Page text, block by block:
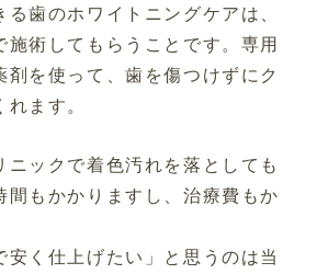
歯のホワイトニングケアは、
施術してもらうことです。専用
剤を使って、歯を傷つけずにク
ます。
ニックで着色汚れを落としても
間もかかりますし、治療費もか
安く仕上げたい」と思うのは当